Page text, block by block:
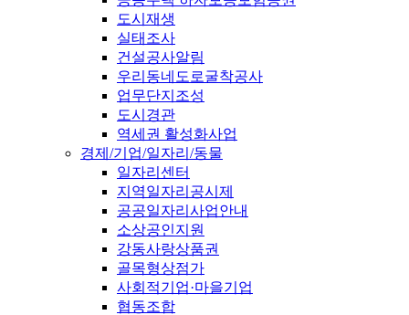
도시재생
실태조사
건설공사알림
우리동네도로굴착공사
업무단지조성
도시경관
역세권 활성화사업
경제/기업/일자리/동물
일자리센터
지역일자리공시제
공공일자리사업안내
소상공인지원
강동사랑상품권
골목형상점가
사회적기업·마을기업
협동조합